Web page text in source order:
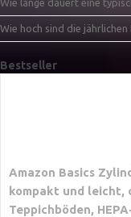
Wie lange dauert eine
Wie hoch sind die
Bestseller
Amazon Basics
kompakt und leicht,
Teppichböden,